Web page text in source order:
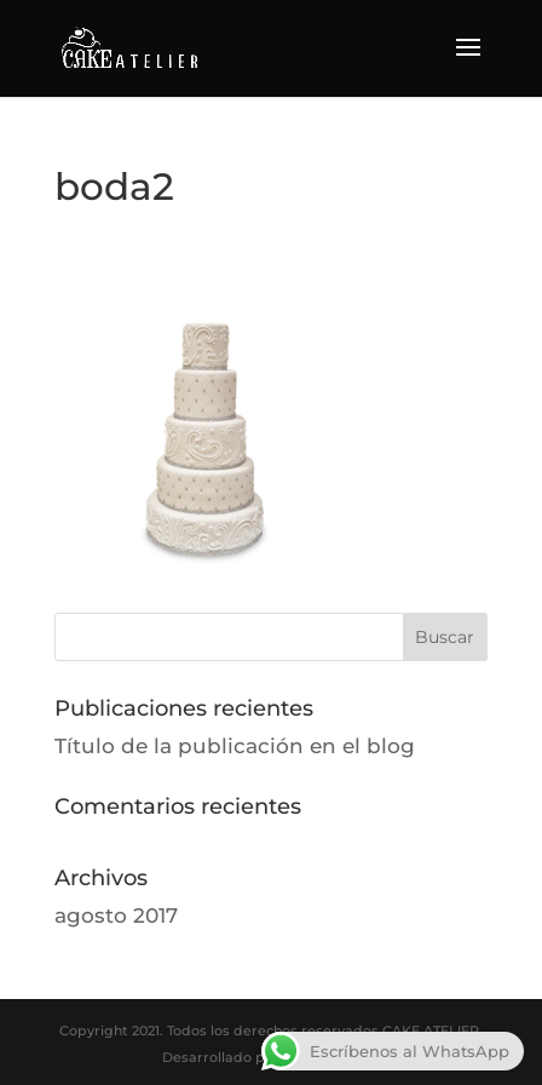
boda2
Publicaciones recientes
Título de la publicación en el blog
Comentarios recientes
Archivos
agosto 2017
Copyright 2021. Todos los derechos reservados CAKE ATELIER.
Desarrollado porTHE FACTORY
Escríbenos al WhatsApp